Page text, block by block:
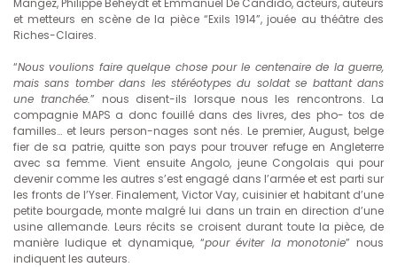
Mangez, Philippe Beheydt et Emmanuel De Candido, acteurs, auteurs
et metteurs en scène de la pièce “Exils 1914”, jouée au théâtre des
Riches-Claires.
“Nous voulions faire quelque chose pour le centenaire de la guerre,
mais sans tomber dans les stéréotypes du soldat se battant dans
une tranchée.” nous disent-ils lorsque nous les rencontrons. La
compagnie MAPS a donc fouillé dans des livres, des pho- tos de
familles… et leurs person-nages sont nés. Le premier, August, belge
fier de sa patrie, quitte son pays pour trouver refuge en Angleterre
avec sa femme. Vient ensuite Angolo, jeune Congolais qui pour
devenir comme les autres s’est engagé dans l’armée et est parti sur
les fronts de l’Yser. Finalement, Victor Vay, cuisinier et habitant d’une
petite bourgade, monte malgré lui dans un train en direction d’une
usine allemande. Leurs récits se croisent durant toute la pièce, de
manière ludique et dynamique, “pour éviter la monotonie” nous
indiquent les auteurs.